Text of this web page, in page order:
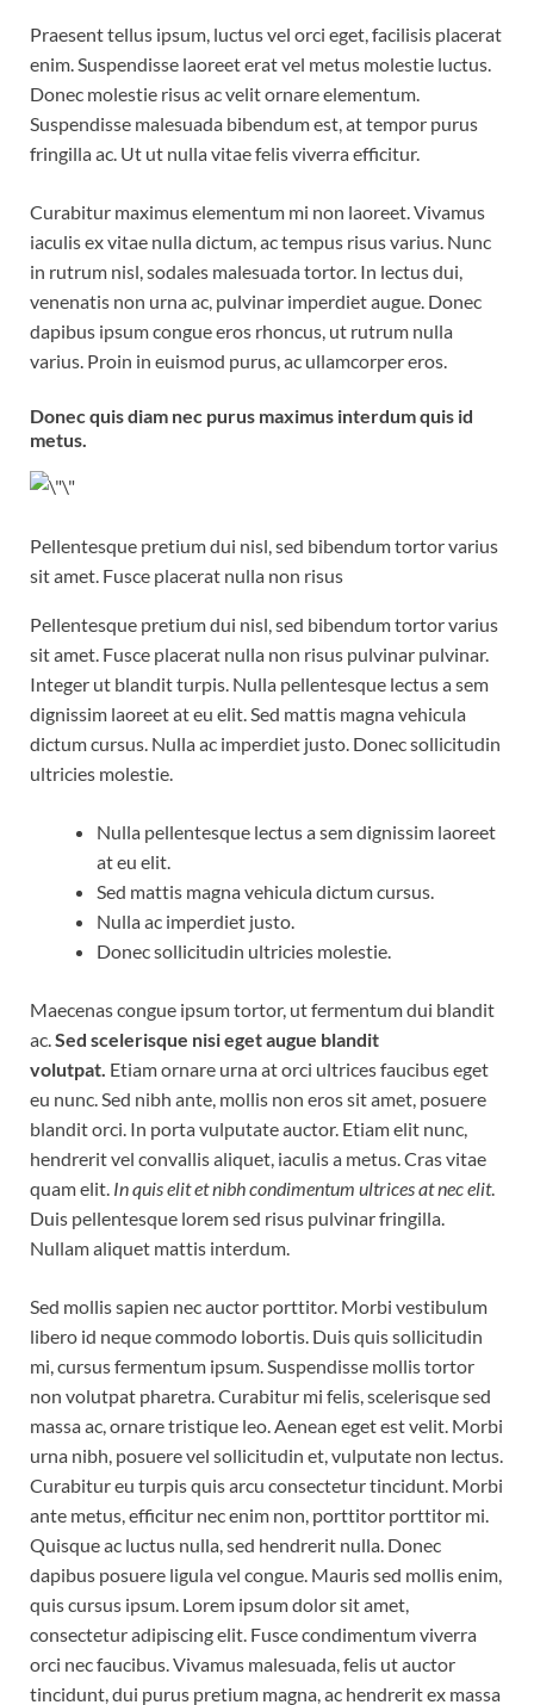
Praesent tellus ipsum, luctus vel orci eget, facilisis placerat
enim. Suspendisse laoreet erat vel metus molestie luctus.
Donec molestie risus ac velit ornare elementum.
Suspendisse malesuada bibendum est, at tempor purus
fringilla ac. Ut ut nulla vitae felis viverra efficitur.
Curabitur maximus elementum mi non laoreet. Vivamus
iaculis ex vitae nulla dictum, ac tempus risus varius. Nunc
in rutrum nisl, sodales malesuada tortor. In lectus dui,
venenatis non urna ac, pulvinar imperdiet augue. Donec
dapibus ipsum congue eros rhoncus, ut rutrum nulla
varius. Proin in euismod purus, ac ullamcorper eros.
Donec quis diam nec purus maximus interdum quis id
metus.
Pellentesque pretium dui nisl, sed bibendum tortor varius
sit amet. Fusce placerat nulla non risus
Pellentesque pretium dui nisl, sed bibendum tortor varius
sit amet. Fusce placerat nulla non risus pulvinar pulvinar.
Integer ut blandit turpis. Nulla pellentesque lectus a sem
dignissim laoreet at eu elit. Sed mattis magna vehicula
dictum cursus. Nulla ac imperdiet justo. Donec sollicitudin
ultricies molestie.
Nulla pellentesque lectus a sem dignissim laoreet
at eu elit.
Sed mattis magna vehicula dictum cursus.
Nulla ac imperdiet justo.
Donec sollicitudin ultricies molestie.
Maecenas congue ipsum tortor, ut fermentum dui blandit
ac. Sed scelerisque nisi eget augue blandit
volutpat. Etiam ornare urna at orci ultrices faucibus eget
eu nunc. Sed nibh ante, mollis non eros sit amet, posuere
blandit orci. In porta vulputate auctor. Etiam elit nunc,
hendrerit vel convallis aliquet, iaculis a metus. Cras vitae
quam elit. In quis elit et nibh condimentum ultrices at nec elit.
Duis pellentesque lorem sed risus pulvinar fringilla.
Nullam aliquet mattis interdum.
Sed mollis sapien nec auctor porttitor. Morbi vestibulum
libero id neque commodo lobortis. Duis quis sollicitudin
mi, cursus fermentum ipsum. Suspendisse mollis tortor
non volutpat pharetra. Curabitur mi felis, scelerisque sed
massa ac, ornare tristique leo. Aenean eget est velit. Morbi
urna nibh, posuere vel sollicitudin et, vulputate non lectus.
Curabitur eu turpis quis arcu consectetur tincidunt. Morbi
ante metus, efficitur nec enim non, porttitor porttitor mi.
Quisque ac luctus nulla, sed hendrerit nulla. Donec
dapibus posuere ligula vel congue. Mauris sed mollis enim,
quis cursus ipsum. Lorem ipsum dolor sit amet,
consectetur adipiscing elit. Fusce condimentum viverra
orci nec faucibus. Vivamus malesuada, felis ut auctor
tincidunt, dui purus pretium magna, ac hendrerit ex massa